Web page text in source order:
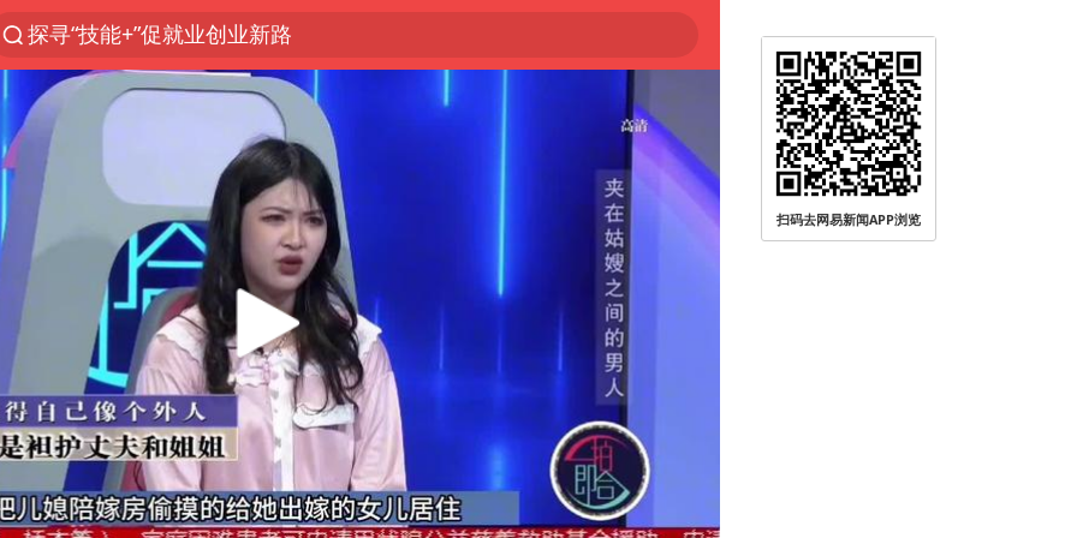
探寻“技能+”促就业创业新路
长城H10正式上市
维持强台风级！白海豚直奔华东沿海
山东日照市委副书记王峰被查
印度暴发金迪普拉病毒
41岁女子为鼓励女儿考上985研究生
美国退回1000亿美元关税
24小时不关空调 电费反而更低？
“事业单位招聘不是人情买卖”
涨价1元的冰红茶 两年少赚了15亿
小伙靠AI减肥 45天瘦40斤进了ICU
扫码去网易新闻APP浏览